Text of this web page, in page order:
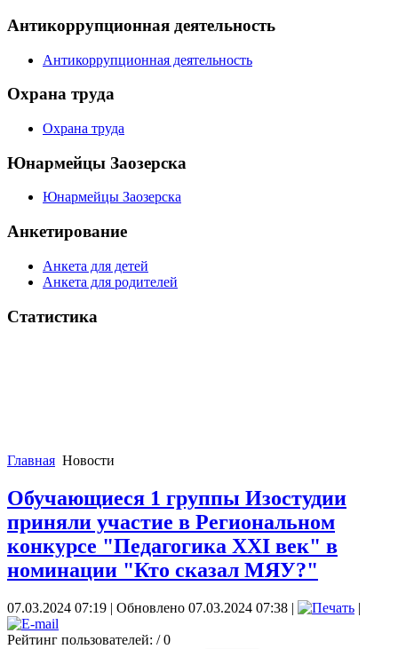
Антикоррупционная деятельность
Антикоррупционная деятельность
Охрана труда
Охрана труда
Юнармейцы Заозерска
Юнармейцы Заозерска
Анкетирование
Анкета для детей
Анкета для родителей
Статистика
Главная Новости
Обучающиеся 1 группы Изостудии
приняли участие в Региональном
конкурсе "Педагогика XXI век" в
номинации "Кто сказал МЯУ?"
07.03.2024 07:19 | Обновлено 07.03.2024 07:38 | |
Рейтинг пользователей: / 0